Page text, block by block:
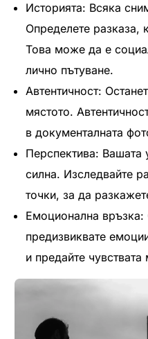
Историята: Всяка
Определете разказа,
Това може да е
лично пътуване.
Автентичност:
мястото.
в документалната
Перспектива: Вашата
силна. Изследвайте
точки, за да
Емоционална връзка:
предизвиквате
и предайте